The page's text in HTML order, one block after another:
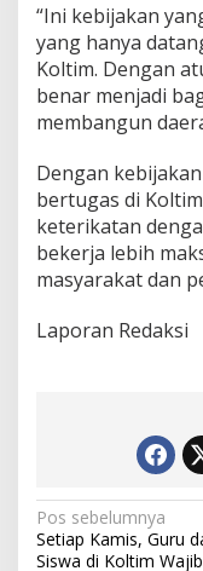
“Ini kebijakan
yang hanya
Koltim. Dengan
benar menjadi
membangun
Dengan
bertugas di
keterikatan
bekerja lebih
masyarakat dan
Laporan Redaksi
N
a
Pos sebelumnya
Setiap Kamis, Guru
Siswa di Koltim Wajib